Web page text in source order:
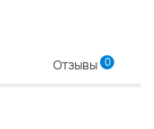
Отзывы 0